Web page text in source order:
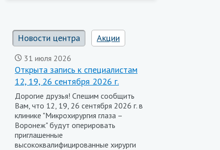
Новости центра Акции
31 июля 2026
Открыта запись к специалистам
12, 19, 26 сентября 2026 г.
Дорогие друзья! Спешим сообщить
Вам, что 12, 19, 26 сентября 2026 г. в
клинике "Микрохирургия глаза –
Воронеж" будут оперировать
приглашенные
высококвалифицированные хирурги